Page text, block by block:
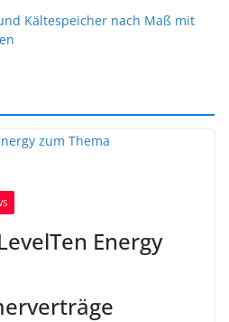
Kältespeicher nach Maß mit
Energy